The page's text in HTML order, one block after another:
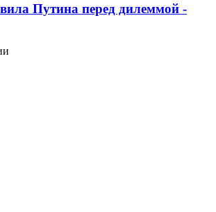
Путина перед дилеммой -